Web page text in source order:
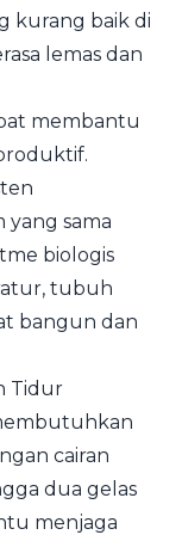
kurang baik di
lemas dan
membantu
yang sama
biologis
tubuh
bangun dan
Tidur
cairan
dua gelas
menjaga